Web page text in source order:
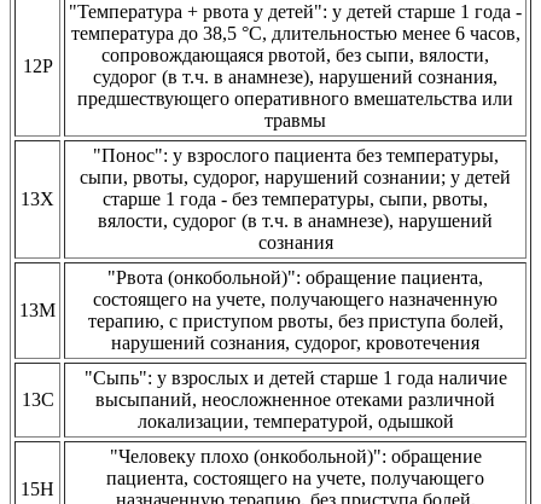
12Р
"Температура + рвота у детей": у детей старше 1 года -
температура до 38,5 °С, длительностью менее 6 часов,
сопровождающаяся рвотой, без сыпи, вялости,
судорог (в т.ч. в анамнезе), нарушений сознания,
предшествующего оперативного вмешательства или
травмы
13Х
"Понос": у взрослого пациента без температуры,
сыпи, рвоты, судорог, нарушений сознании; у детей
старше 1 года - без температуры, сыпи, рвоты,
вялости, судорог (в т.ч. в анамнезе), нарушений
сознания
13М
"Рвота (онкобольной)": обращение пациента,
состоящего на учете, получающего назначенную
терапию, с приступом рвоты, без приступа болей,
нарушений сознания, судорог, кровотечения
13С
"Сыпь": у взрослых и детей старше 1 года наличие
высыпаний, неосложненное отеками различной
локализации, температурой, одышкой
15Н
"Человеку плохо (онкобольной)": обращение
пациента, состоящего на учете, получающего